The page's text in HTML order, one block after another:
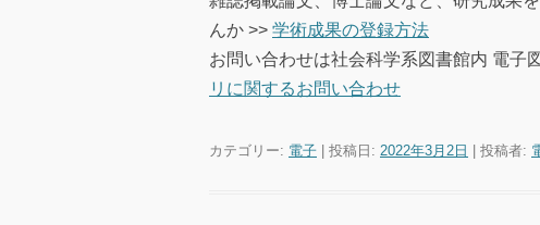
んか >> 学術成果の登録方法
お問い合わせは社会科学系図書館内 電子
リに関するお問い合わせ
カテゴリー: 電子 | 投稿日: 2022年3月2日 投稿者: